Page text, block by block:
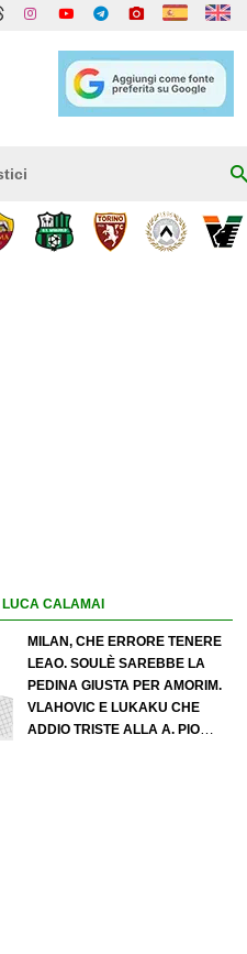
LUCA CALAMAI
MILAN, CHE ERRORE TENERE
LEAO. SOULÈ SAREBBE LA
PEDINA GIUSTA PER AMORIM.
VLAHOVIC E LUKAKU CHE
ADDIO TRISTE ALLA A. PIO